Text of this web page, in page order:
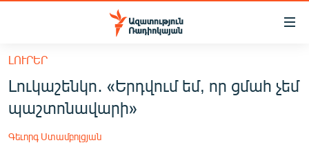
Մատչելիության
հիմնական
բովանդակությանը
հիմնական
մենյուին
ՀԱՅԱՍՏԱՆ
ՔԱՂԱՔԱԿԱՆ
ԸՆՏՐՈՒԹՅՈՒՆՆԵՐ 2026
ԼՈՒՐԵՐ
Լուկաշենկո․ «Երդվում եմ, որ ցմահ չեմ
պաշտոնավարի»
Գեւորգ Ստամբոլցյան